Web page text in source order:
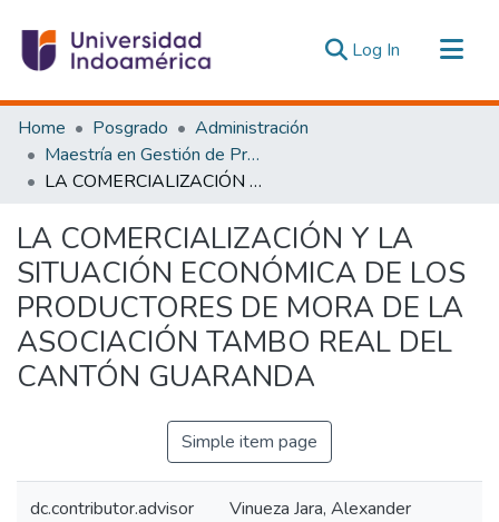
Log In (current)
Communities & Collections
All of DSpace
Statistics
Home Posgrado
Administración
Maestría en Gestión de Proyectos Socioproductivos
LA COMERCIALIZACIÓN Y LA SITUACIÓN ECONÓMICA DE LOS PRODUCTORES DE MORA DE LA ASOCIACIÓN TAMBO REAL DEL CANTÓN GUARANDA
LA COMERCIALIZACIÓN Y LA
SITUACIÓN ECONÓMICA DE LOS
PRODUCTORES DE MORA DE LA
ASOCIACIÓN TAMBO REAL DEL
CANTÓN GUARANDA
Simple item page
dc.contributor.advisor Vinueza Jara, Alexander